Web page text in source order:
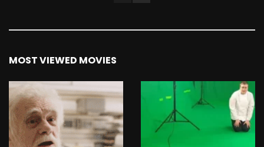
MOST VIEWED MOVIES